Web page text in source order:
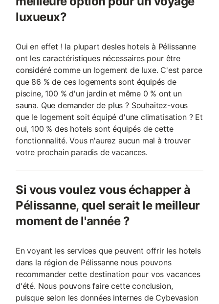
luxueux?
Oui en effet ! la plupart desles hotels à Pélissanne
ont les caractéristiques nécessaires pour être
considéré comme un logement de luxe. C'est parce
que 86 % de ces logements sont équipés de
piscine, 100 % d'un jardin et même 0 % ont un
sauna. Que demander de plus ? Souhaitez-vous
que le logement soit équipé d'une climatisation ? Et
oui, 100 % des hotels sont équipés de cette
fonctionnalité. Vous n'aurez aucun mal à trouver
votre prochain paradis de vacances.
Si vous voulez vous échapper à
Pélissanne, quel serait le meilleur
moment de l'année ?
En voyant les services que peuvent offrir les hotels
dans la région de Pélissanne nous pouvons
recommander cette destination pour vos vacances
d'été. Nous pouvons faire cette conclusion,
puisque selon les données internes de Cybevasion